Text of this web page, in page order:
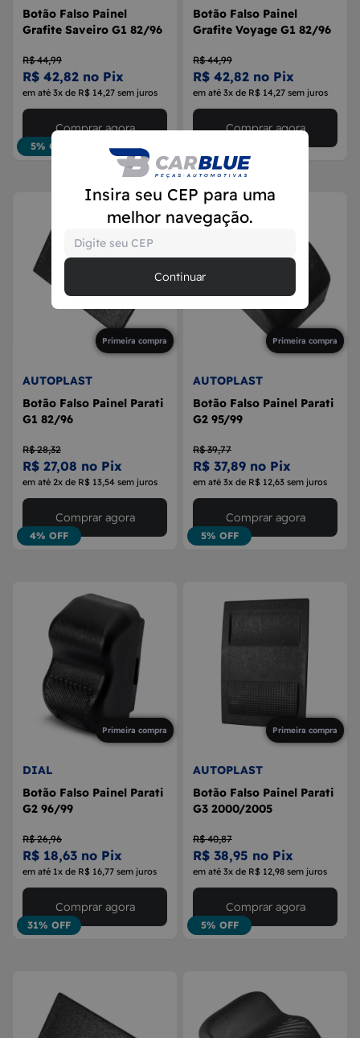
Insira seu CEP para uma
melhor navegação.
Continuar
Botão Falso Painel
Grafite Saveiro G1 82/96
R$ 44,99
R$ 42,82 no Pix
em até 3x de R$ 14,27 sem juros
5% OFF
Comprar agora
Botão Falso Painel
Grafite Voyage G1 82/96
R$ 44,99
R$ 42,82 no Pix
em até 3x de R$ 14,27 sem juros
Comprar agora
Primeira compra
AUTOPLAST
Botão Falso Painel Parati
G1 82/96
R$ 28,32
R$ 27,08 no Pix
em até 2x de R$ 13,54 sem juros
4% OFF
Comprar agora
Primeira compra
AUTOPLAST
Botão Falso Painel Parati
G2 95/99
R$ 39,77
R$ 37,89 no Pix
em até 3x de R$ 12,63 sem juros
5% OFF
Comprar agora
Primeira compra
DIAL
Botão Falso Painel Parati
G2 96/99
R$ 26,96
R$ 18,63 no Pix
em até 1x de R$ 16,77 sem juros
31% OFF
Comprar agora
Primeira compra
AUTOPLAST
Botão Falso Painel Parati
G3 2000/2005
R$ 40,87
R$ 38,95 no Pix
em até 3x de R$ 12,98 sem juros
5% OFF
Comprar agora